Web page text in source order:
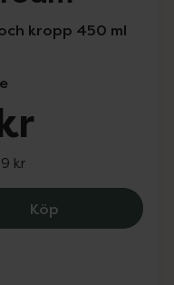
kropp 450 ml
kr
KöpCOSRX Skin